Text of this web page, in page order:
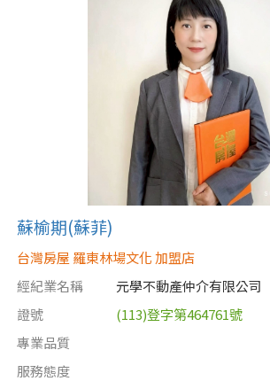
蘇榆期(蘇菲)
台灣房屋 羅東林場文化 加盟店
經紀業名稱
元學不動產仲介有限公司
證號
(113)登字第464761號
專業品質
服務態度